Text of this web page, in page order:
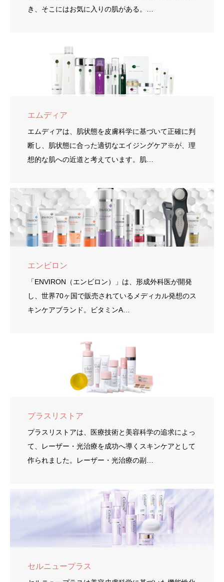
き、そこにはお気に入りの肌がある。…
エムディア
エムディアは、肌状態を皮膚科学に基づいて正確に判
断し、肌状態に合った適切なエイジングケア※が、理
想的な肌への近道と考えています。肌…
エンビロン
「ENVIRON（エンビロン）」は、形成外科医が開発
し、世界70ヶ国で販売されているメディカル発想のス
キンケアブランド。ビタミンA…
プラスリストア
プラスリストアは、医療技術と美容科学の追求によっ
て、レーザー・光治療を成功へ導くスキンケアとして
作られました。レーザー・光治療の副…
セルニュープラス